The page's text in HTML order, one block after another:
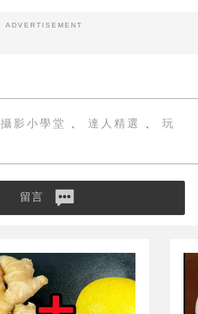
ADVERTISEMENT
攝影小學堂 達人精選
玩
留言